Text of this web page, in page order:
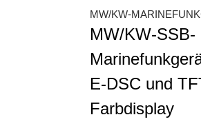
MW/KW-
MW/KW-SSB-
E-DSC und
Farbdisplay